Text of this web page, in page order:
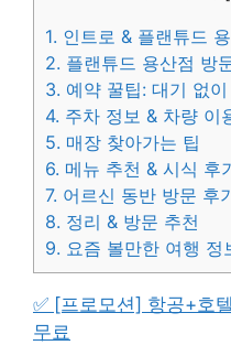
1. 인트로 & 플랜튜드
2. 플랜튜드 용산점 방
3. 예약 꿀팁: 대기 없
4. 주차 정보 & 차량 이
5. 매장 찾아가는 팁
6. 메뉴 추천 & 시식 후
7. 어르신 동반 방문 후
8. 정리 & 방문 추천
9. 요즘 볼만한 여행 정
✅ [프로모션] 항공+호
무료